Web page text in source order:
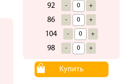
92 - +
86 - +
104 - +
98 - +
Купить